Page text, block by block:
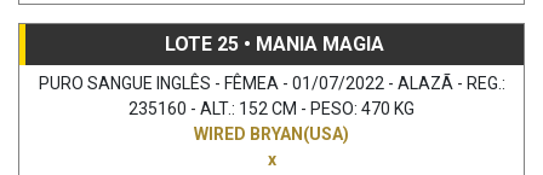
LOTE 25 • MANIA MAGIA
PURO SANGUE INGLÊS - FÊMEA - 01/07/2022 - ALAZÃ - REG.:
235160 - ALT.: 152 CM - PESO: 470 KG
WIRED BRYAN(USA)
x